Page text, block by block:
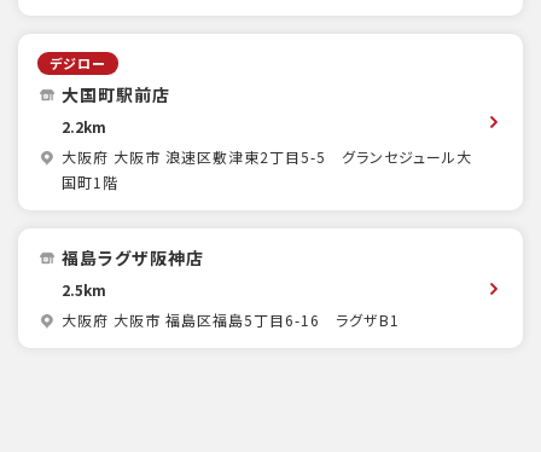
デジロー
大国町駅前店
2.2km
大阪府 大阪市 浪速区敷津東2丁目5-5 グランセジュール大
国町1階
福島ラグザ阪神店
2.5km
大阪府 大阪市 福島区福島5丁目6-16 ラグザB1